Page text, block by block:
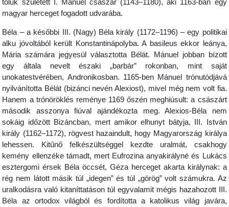
tőlük született I. Mánuel császár (1143–1180), aki 1163-ban egy
magyar herceget fogadott udvarába.
Béla – a későbbi III. (Nagy) Béla király (1172–1196) – egy politikai
alku jóvoltából került Konstantinápolyba. A basileus ekkor leánya,
Mária számára jegyesül választotta Bélát. Mánuel jobban bízott
egy általa nevelt északi „barbár” rokonban, mint saját
unokatestvérében, Andronikosban. 1165-ben Mánuel trónutódjává
nyilvánította Bélát (bizánci nevén Alexiost), mivel még nem volt fia.
Hanem a trónöröklés reménye 1169 őszén meghiúsult: a császárt
második asszonya fiúval ajándékozta meg. Alexios-Béla nem
sokáig időzött Bizáncban, mert amikor elhunyt bátyja, III. István
király (1162–1172), rögvest hazaindult, hogy Magyarország királya
lehessen. Kitűnő felkészültséggel kezdte uralmát, csakhogy
kemény ellenzéke támadt, mert Eufrozina anyakirályné és Lukács
esztergomi érsek Béla öccsét, Géza herceget akarta királynak: a
rég nem látott másik túl „idegen” és túl „görög” volt számukra. Az
uralkodásra való kitaníttatáson túl egyvalamit mégis hazahozott III.
Béla az ortodox világból és fordította a katolikus világ javára,